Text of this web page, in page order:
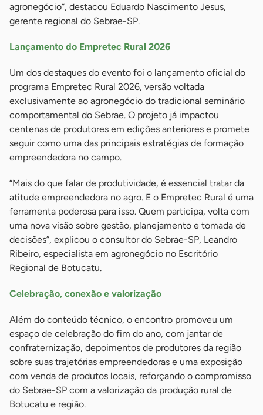
agronegócio”, destacou Eduardo Nascimento Jesus,
gerente regional do Sebrae-SP.
Lançamento do Empretec Rural 2026
Um dos destaques do evento foi o lançamento oficial do
programa Empretec Rural 2026, versão voltada
exclusivamente ao agronegócio do tradicional seminário
comportamental do Sebrae. O projeto já impactou
centenas de produtores em edições anteriores e promete
seguir como uma das principais estratégias de formação
empreendedora no campo.
“Mais do que falar de produtividade, é essencial tratar da
atitude empreendedora no agro. E o Empretec Rural é uma
ferramenta poderosa para isso. Quem participa, volta com
uma nova visão sobre gestão, planejamento e tomada de
decisões”, explicou o consultor do Sebrae-SP, Leandro
Ribeiro, especialista em agronegócio no Escritório
Regional de Botucatu.
Celebração, conexão e valorização
Além do conteúdo técnico, o encontro promoveu um
espaço de celebração do fim do ano, com jantar de
confraternização, depoimentos de produtores da região
sobre suas trajetórias empreendedoras e uma exposição
com venda de produtos locais, reforçando o compromisso
do Sebrae-SP com a valorização da produção rural de
Botucatu e região.